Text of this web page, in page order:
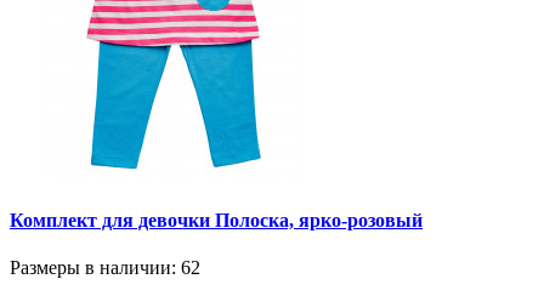
Комплект для девочки Полоска, ярко-розовый
Размеры в наличии: 62